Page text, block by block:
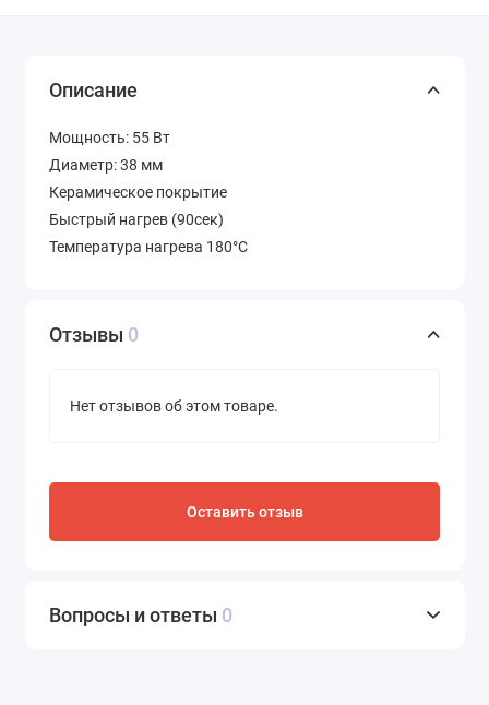
Описание
Мощность: 55 Вт
Диаметр: 38 мм
Керамическое покрытие
Быстрый нагрев (90сек)
Температура нагрева 180°С
Отзывы 0
Нет отзывов об этом товаре.
Оставить отзыв
Вопросы и ответы 0